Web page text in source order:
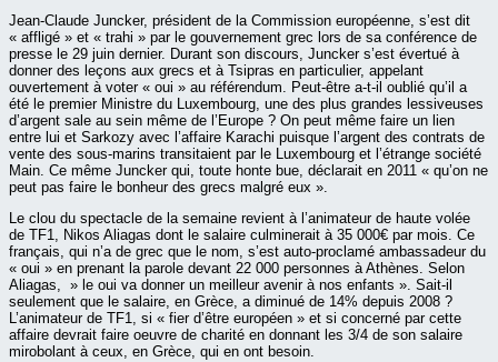
Jean-Claude Juncker, président de la Commission européenne, s’est dit
« affligé » et « trahi » par le gouvernement grec lors de sa conférence de
presse le 29 juin dernier. Durant son discours, Juncker s’est évertué à
donner des leçons aux grecs et à Tsipras en particulier, appelant
ouvertement à voter « oui » au référendum. Peut-être a-t-il oublié qu’il a
été le premier Ministre du Luxembourg, une des plus grandes lessiveuses
d’argent sale au sein même de l’Europe ? On peut même faire un lien
entre lui et Sarkozy avec l’affaire Karachi puisque l’argent des contrats de
vente des sous-marins transitaient par le Luxembourg et l’étrange société
Main. Ce même Juncker qui, toute honte bue, déclarait en 2011 « qu’on ne
peut pas faire le bonheur des grecs malgré eux ».
Le clou du spectacle de la semaine revient à l’animateur de haute volée
de TF1, Nikos Aliagas dont le salaire culminerait à 35 000€ par mois. Ce
français, qui n’a de grec que le nom, s’est auto-proclamé ambassadeur du
« oui » en prenant la parole devant 22 000 personnes à Athènes. Selon
Aliagas, » le oui va donner un meilleur avenir à nos enfants ». Sait-il
seulement que le salaire, en Grèce, a diminué de 14% depuis 2008 ?
L’animateur de TF1, si « fier d’être européen » et si concerné par cette
affaire devrait faire oeuvre de charité en donnant les 3/4 de son salaire
mirobolant à ceux, en Grèce, qui en ont besoin.